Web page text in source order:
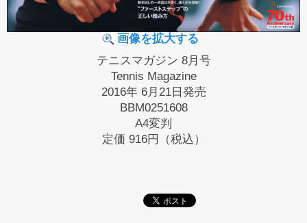
画像を拡大する
テニスマガジン 8月号
Tennis Magazine
2016年 6月21日発売
BBM0251608
A4変判
定価 916円（税込）